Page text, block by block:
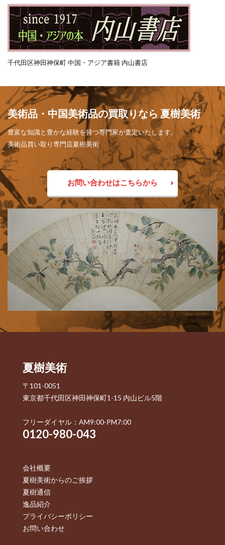
千代田区神田神保町 中国・アジア書籍 内山書店
美術品・中国美術品の買取りなら 夏樹美術
豊富な知識と豊かな経験を持つ専門家が査定いたします。
美術品買い取り専門店夏樹美術
お問い合わせはこちらから
夏樹美術
〒101-0051
東京都千代田区神田神保町1-15 内山ビル5階
フリーダイヤル：AM9:00-PM7:00
0120-980-043
会社概要
夏樹美術からのご挨拶
夏樹通信
逸品紹介
プライバシーポリシー
お問い合わせ